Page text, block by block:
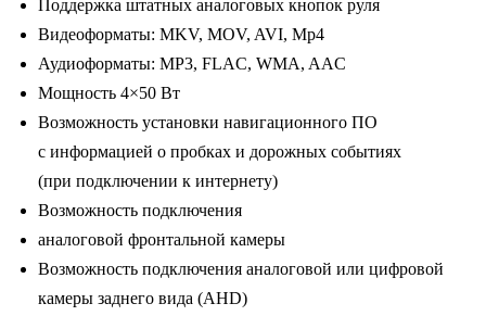
Fi
9
дюймов
Поддержка штатных аналоговых кнопок руля
Видеоформаты: MKV, MOV, AVI, Mp4
Аудиоформаты: MP3, FLAC, WMA, AAC
Мощность 4×50 Вт
Возможность установки навигационного ПО
с информацией о пробках и дорожных событиях
(при подключении к интернету)
Возможность подключения
аналоговой фронтальной камеры
Возможность подключения аналоговой или цифровой
камеры заднего вида (AHD)